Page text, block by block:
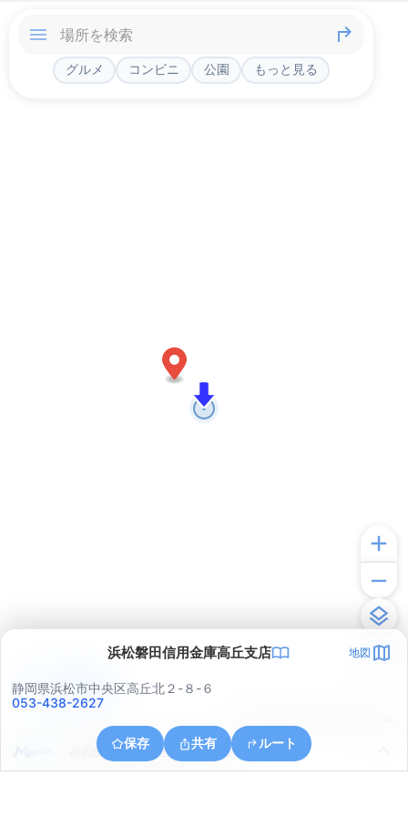
グルメ コンビニ 公園 もっと見る
浜松磐田信用金庫高丘支店 地図
静岡県浜松市中央区高丘北２-８-６
053-438-2627
保存 共有 ルート
静岡県浜松市中央区高丘東１丁目１０
アプリで見る